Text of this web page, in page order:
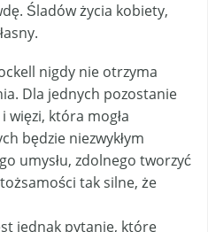
Śladów życia kobiety,
nigdy nie otrzyma
Dla jednych pozostanie
która mogła
będzie niezwykłym
umysłu, zdolnego tworzyć
tak silne, że
jednak pytanie, które